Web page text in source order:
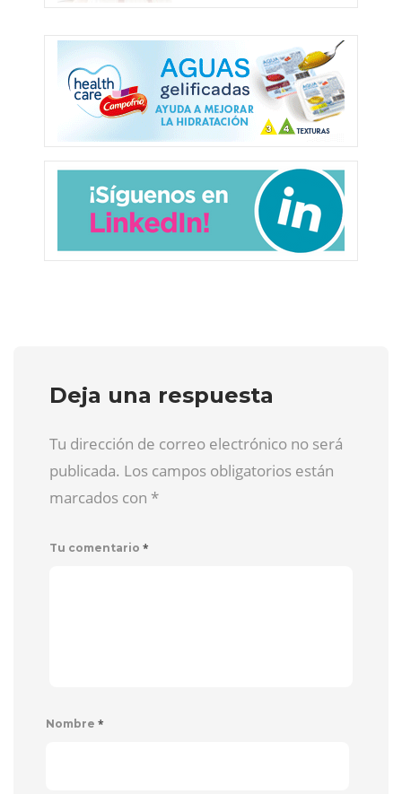
Deja una respuesta
Tu dirección de correo electrónico no será
publicada. Los campos obligatorios están
marcados con *
Tu comentario *
Nombre *